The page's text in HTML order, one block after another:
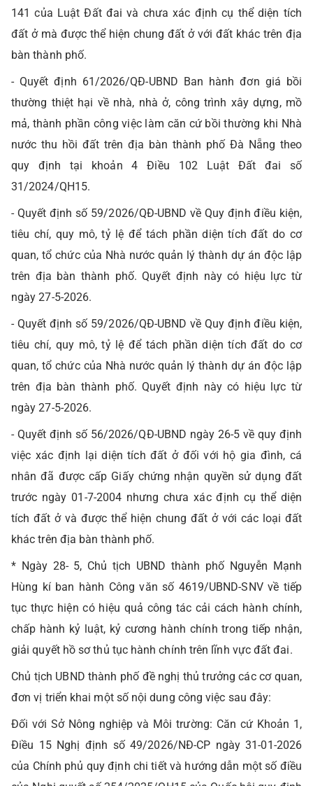
141 của Luật Đất đai và chưa xác định cụ thể diện tích
đất ở mà được thể hiện chung đất ở với đất khác trên địa
bàn thành phố.
- Quyết định 61/2026/QĐ-UBND Ban hành đơn giá bồi
thường thiệt hại về nhà, nhà ở, công trình xây dựng, mồ
mả, thành phần công việc làm căn cứ bồi thường khi Nhà
nước thu hồi đất trên địa bàn thành phố Đà Nẵng theo
quy định tại khoản 4 Điều 102 Luật Đất đai số
31/2024/QH15.
- Quyết định số 59/2026/QĐ-UBND về Quy định điều kiện,
tiêu chí, quy mô, tỷ lệ để tách phần diện tích đất do cơ
quan, tổ chức của Nhà nước quản lý thành dự án độc lập
trên địa bàn thành phố. Quyết định này có hiệu lực từ
ngày 27-5-2026.
- Quyết định số 59/2026/QĐ-UBND về Quy định điều kiện,
tiêu chí, quy mô, tỷ lệ để tách phần diện tích đất do cơ
quan, tổ chức của Nhà nước quản lý thành dự án độc lập
trên địa bàn thành phố. Quyết định này có hiệu lực từ
ngày 27-5-2026.
- Quyết định số 56/2026/QĐ-UBND ngày 26-5 về quy định
việc xác định lại diện tích đất ở đối với hộ gia đình, cá
nhân đã được cấp Giấy chứng nhận quyền sử dụng đất
trước ngày 01-7-2004 nhưng chưa xác định cụ thể diện
tích đất ở và được thể hiện chung đất ở với các loại đất
khác trên địa bàn thành phố.
* Ngày 28- 5, Chủ tịch UBND thành phố Nguyễn Mạnh
Hùng kí ban hành Công văn số 4619/UBND-SNV về tiếp
tục thực hiện có hiệu quả công tác cải cách hành chính,
chấp hành kỷ luật, kỷ cương hành chính trong tiếp nhận,
giải quyết hồ sơ thủ tục hành chính trên lĩnh vực đất đai.
Chủ tịch UBND thành phố đề nghị thủ trưởng các cơ quan,
đơn vị triển khai một số nội dung công việc sau đây:
Đối với Sở Nông nghiệp và Môi trường: Căn cứ Khoản 1,
Điều 15 Nghị định số 49/2026/NĐ-CP ngày 31-01-2026
của Chính phủ quy định chi tiết và hướng dẫn một số điều